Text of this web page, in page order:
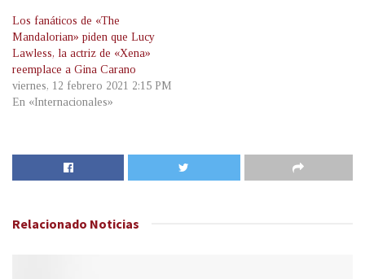
Los fanáticos de «The
Mandalorian» piden que Lucy
Lawless, la actriz de «Xena»
reemplace a Gina Carano
viernes, 12 febrero 2021 2:15 PM
En «Internacionales»
Relacionado Noticias